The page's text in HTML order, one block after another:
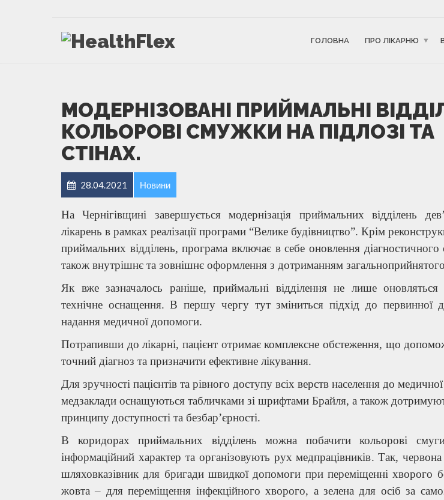
ГОЛОВНА ПРО ЛІКАРНЮ
МОДЕРНІЗОВАНІ ПРИЙМАЛЬНІ
КОЛЬОРОВІ СМУЖКИ НА ПІДЛОЗІ ТА
СТІНАХ.
28.04.2021 Новини
На Чернігівщині завершується модернізація приймальних відділень
лікарень в рамках реалізації програми “Велике будівництво”. Крім
приймальних відділень, програма включає в себе оновлення діагностичного
також внутрішнє та зовнішнє оформлення з дотриманням
Як вже зазначалось раніше, приймальні відділення не лише
технічне оснащення. В першу чергу тут зміниться підхід до первинної
надання медичної допомоги.
Потрапивши до лікарні, пацієнт отримає комплексне обстеження, що
точний діагноз та призначити ефективне лікування.
Для зручності пацієнтів та рівного доступу всіх верств населення до
медзаклади оснащуються табличками зі шрифтами Брайля, а також
принципу доступності та безбар’єрності.
В коридорах приймальних відділень можна побачити кольорові
інформаційний характер та організовують рух медпрацівників. Так,
шляховказівник для бригади швидкої допомоги при переміщенні хворого
жовта – для переміщення інфекційного хворого, а зелена для осіб за